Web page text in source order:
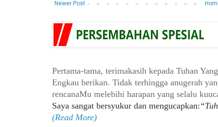
Newer Post
Pertama-tama, terimakasih kepada Tuhan
Engkau berikan. Tidak terhingga anugerah
rencanaMu melebihi harapan yang selalu
Saya sangat bersyukur dan mengucapkan:
(Read More)